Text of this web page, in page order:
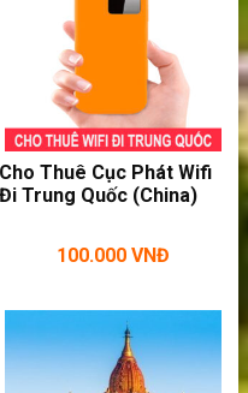
tại bãi biển
nước ngoài hãy
du lịch
nhanh chóng, không
nhằng. Bạn chỉ
Cho Thuê Cục Phát Wifi
Đi Trung Quốc (China)
100.000 VNĐ